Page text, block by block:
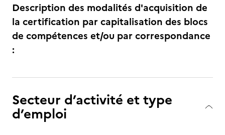
Description des modalités d'acquisition de
la certification par capitalisation des blocs
de compétences et/ou par correspondance
:
Secteur d’activité et type
d’emploi